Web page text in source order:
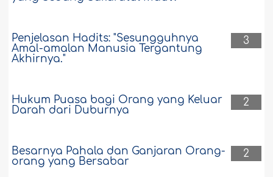
3
Penjelasan Hadits: "Sesungguhnya
Amal-amalan Manusia Tergantung
Akhirnya."
2
Hukum Puasa bagi Orang yang Keluar
Darah dari Duburnya
2
Besarnya Pahala dan Ganjaran Orang-
orang yang Bersabar